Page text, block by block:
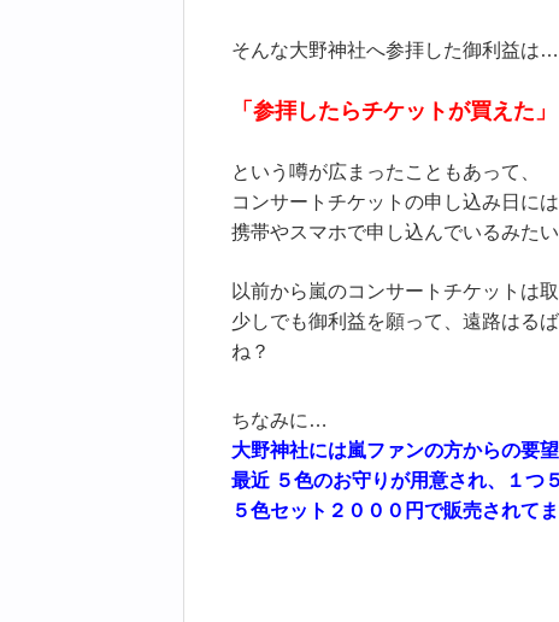
そんな大野神社へ参拝した御利益は…
「参拝したらチケットが買えた」
という噂が広まったこともあって、
コンサートチケットの申し込み日に
携帯やスマホで申し込んでいるみた
以前から嵐のコンサートチケットは
少しでも御利益を願って、遠路はる
ね？
ちなみに…
大野神社には嵐ファンの方からの要望
最近 ５色のお守りが用意され、１つ
５色セット２０００円で販売されてま